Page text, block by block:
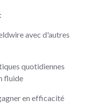
avec d'autres
quotidiennes
fluide
en efficacité